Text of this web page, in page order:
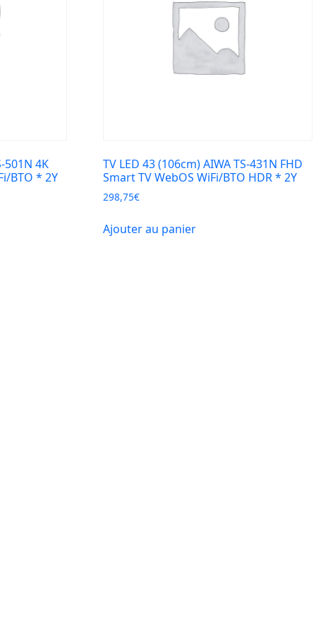
501N 4K
BTO * 2Y
TV LED 43 (106cm) AIWA TS-431N FHD
Smart TV WebOS WiFi/BTO HDR * 2Y
298,75€
Ajouter au panier